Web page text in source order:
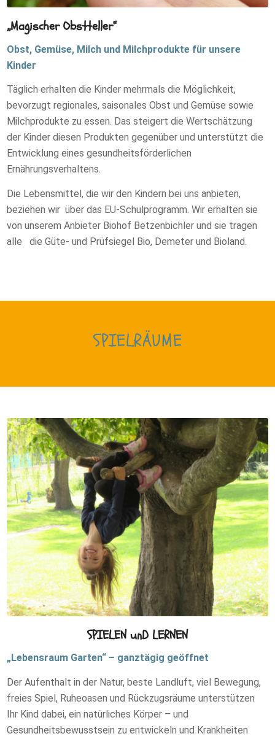
„Magischer Obstteller“
Obst, Gemüse, Milch und Milchprodukte für unsere
Kinder
Täglich erhalten die Kinder mehrmals die Möglichkeit,
bevorzugt regionales, saisonales Obst und Gemüse sowie
Milchprodukte zu essen. Das steigert die Wertschätzung
der Kinder diesen Produkten gegenüber und unterstützt die
Entwicklung eines gesundheitsförderlichen
Ernährungsverhaltens.
Die Lebensmittel, die wir den Kindern bei uns anbieten,
beziehen wir über das EU-Schulprogramm. Wir erhalten sie
von unserem Anbieter Biohof Betzenbichler und sie tragen
alle die Güte- und Prüfsiegel Bio, Demeter und Bioland.
SPIELRÄUME
SPIELEN unD LERNEN
„Lebensraum Garten“ – ganztägig geöffnet
Der Aufenthalt in der Natur, beste Landluft, viel Bewegung,
freies Spiel, Ruheoasen und Rückzugsräume unterstützen
Ihr Kind dabei, ein natürliches Körper – und
Gesundheitsbewusstsein zu entwickeln und Krankheiten